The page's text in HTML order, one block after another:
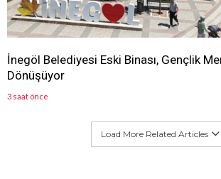
İnegöl Belediyesi Eski Binası, Gençlik
Dönüşüyor
3 saat önce
Load More Related Articles